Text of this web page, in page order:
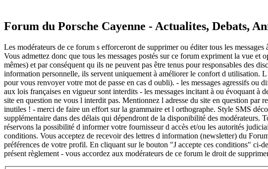
Forum du Porsche Cayenne - Actualites, Debats,
Les modérateurs de ce forum s efforceront de supprimer ou éditer tous les
Vous admettez donc que tous les messages postés sur ce forum expriment la vue et
mêmes) et par conséquent qu ils ne peuvent pas être tenus pour responsables des
information personnelle, ils servent uniquement à améliorer le confort d utilisation.
pour vous renvoyer votre mot de passe en cas d oubli). - les messages agressifs ou
aux lois françaises en vigueur sont interdits - les messages incitant à ou évoquant
site en question ne vous l interdit pas. Mentionnez l adresse du site en question par
inutiles ! - merci de faire un effort sur la grammaire et l orthographe. Style SMS
supplémentaire dans des délais qui dépendront de la disponibilité des
réservons la possibilité d informer votre fournisseur d accès et/ou les autorités
conditions. Vous acceptez de recevoir des lettres d information (newsletter) du
préférences de votre profil. En cliquant sur le bouton "J accepte ces conditions" ci-
présent règlement - vous accordez aux modérateurs de ce forum le droit de